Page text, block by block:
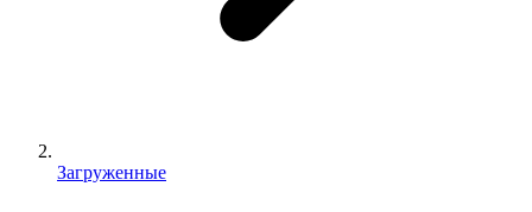
Загруженные